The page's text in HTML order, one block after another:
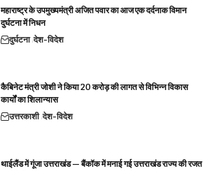
महाराष्ट्र के उपमुख्यमंत्री अजित पवार का आज एक दर्दनाक विमान
दुर्घटना में निधन
दुर्घटना देश-विदेश
कैबिनेट मंत्री जोशी ने किया 20 करोड़ की लागत से विभिन्न विकास
कार्यों का शिलान्यास
उत्तरकाशी देश-विदेश
थाईलैंड में गूंजा उत्तराखंड — बैंकॉक में मनाई गई उत्तराखंड राज्य की रजत